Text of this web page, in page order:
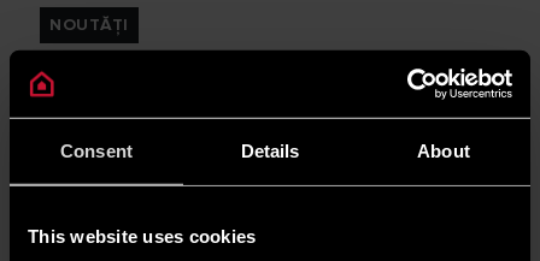
Consent Details About
This website uses cookies
NOUTĂȚI
Avantajele și dezavantajele pompelor de
căldură